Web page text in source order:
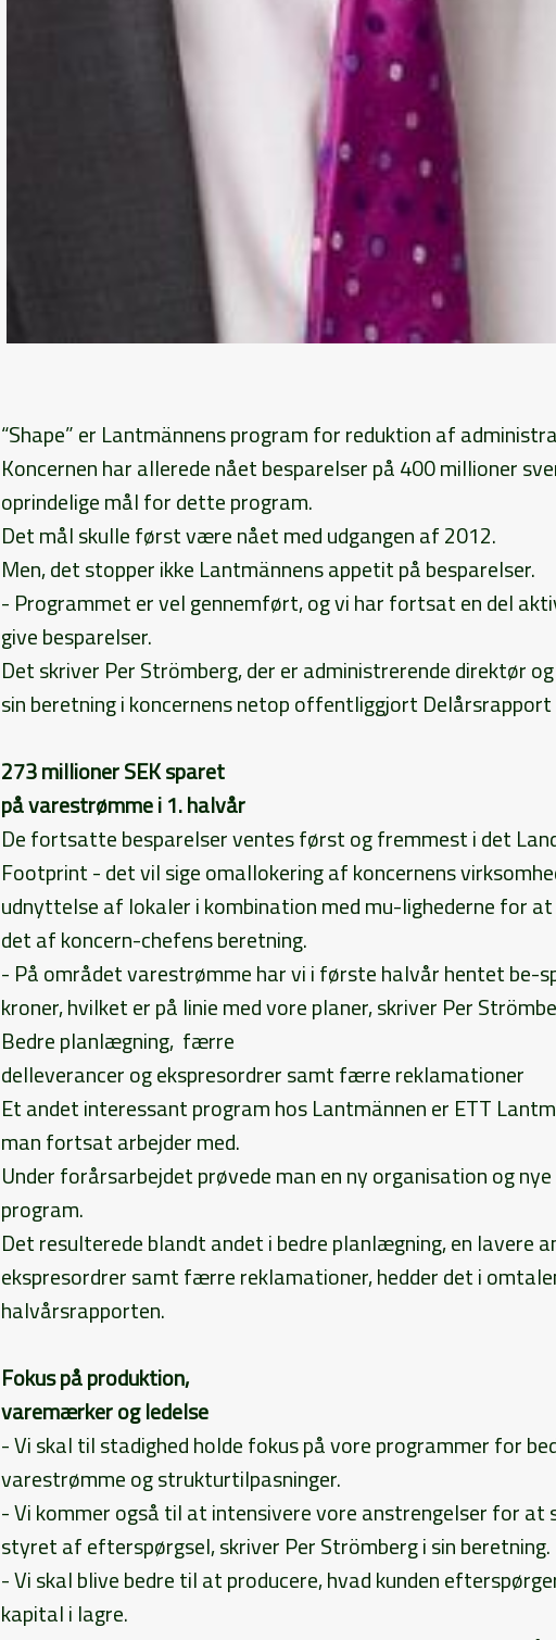
“Shape” er Lantmännens program for reduktion af
Koncernen har allerede nået besparelser på 400 millioner
oprindelige mål for dette program.
Det mål skulle først være nået med udgangen af 2012.
Men, det stopper ikke Lantmännens appetit på besparelser.
- Programmet er vel gennemført, og vi har fortsat en del
give besparelser.
Det skriver Per Strömberg, der er administrerende direktør
sin beretning i koncernens netop offentliggjort
273 millioner SEK sparet
på varestrømme i 1. halvår
De fortsatte besparelser ventes først og fremmest i det
Footprint - det vil sige omallokering af koncernens
udnyttelse af lokaler i kombination med mu-lighederne for
det af koncern-chefens beretning.
- På området varestrømme har vi i første halvår hentet be-
kroner, hvilket er på linie med vore planer, skriver Per
Bedre planlægning, færre
delleverancer og ekspresordrer samt færre reklamationer
Et andet interessant program hos Lantmännen er ETT
man fortsat arbejder med.
Under forårsarbejdet prøvede man en ny organisation og
program.
Det resulterede blandt andet i bedre planlægning, en lavere
ekspresordrer samt færre reklamationer, hedder det i
halvårsrapporten.
Fokus på produktion,
varemærker og ledelse
- Vi skal til stadighed holde fokus på vore programmer for
varestrømme og strukturtilpasninger.
- Vi kommer også til at intensivere vore anstrengelser for at
styret af efterspørgsel, skriver Per Strömberg i sin beretning.
- Vi skal blive bedre til at producere, hvad kunden
kapital i lagre.